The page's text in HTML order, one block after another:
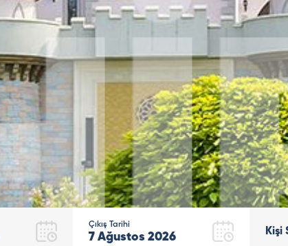
Çıkış Tarihi
7 Ağustos 2026 Kişi